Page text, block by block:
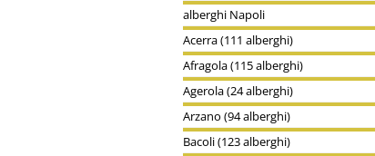
alberghi Napoli
Acerra (111 alberghi)
Afragola (115 alberghi)
Agerola (24 alberghi)
Arzano (94 alberghi)
Bacoli (123 alberghi)